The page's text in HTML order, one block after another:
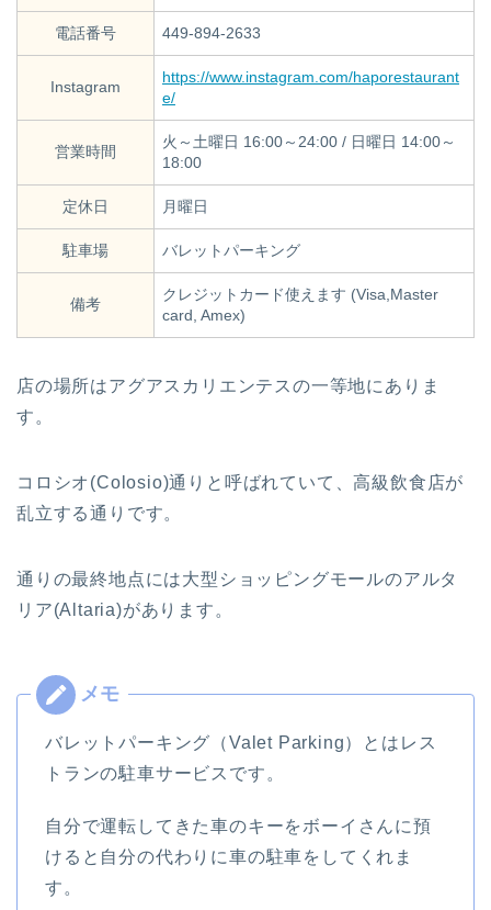
電話番号 449-894-2633
Instagram
https://www.instagram.com/haporestaurant
e/
営業時間
火～土曜日 16:00～24:00 / 日曜日 14:00～
18:00
定休日 月曜日
駐車場 バレットパーキング
備考
クレジットカード使えます (Visa,Master
card, Amex)
店の場所はアグアスカリエンテスの一等地にありま
す。
コロシオ(Colosio)通りと呼ばれていて、高級飲食店が
乱立する通りです。
通りの最終地点には大型ショッピングモールのアルタ
リア(Altaria)があります。
バレットパーキング（Valet Parking）とはレス
トランの駐車サービスです。
自分で運転してきた車のキーをボーイさんに預
けると自分の代わりに車の駐車をしてくれま
す。